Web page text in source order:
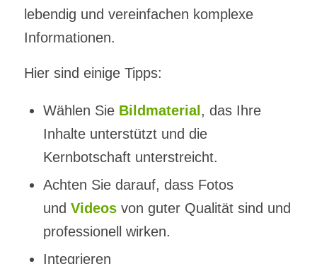
lebendig und vereinfachen komplexe
Informationen.
Hier sind einige Tipps:
Wählen Sie Bildmaterial , das Ihre
Inhalte unterstützt und die
Kernbotschaft unterstreicht.
Achten Sie darauf, dass Fotos
und Videosvon guter Qualität sind und
professionell wirken.
Integrieren